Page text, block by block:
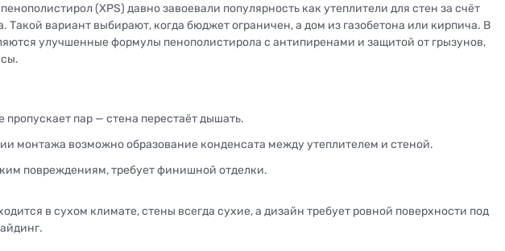
(XPS) давно завоевали популярность как утеплители для стен за счёт
Такой вариант выбирают, когда бюджет ограничен, а дом из газобетона или кирпича. В
улучшенные формулы пенополистирола с антипиренами и защитой от грызунов,
пар — стена перестаёт дышать.
монтажа возможно образование конденсата между утеплителем и стеной.
повреждениям, требует финишной отделки.
в сухом климате, стены всегда сухие, а дизайн требует ровной поверхности под